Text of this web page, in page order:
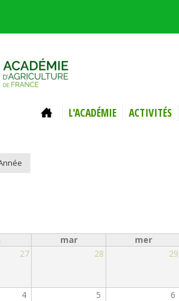
ACCUEILL'ACADÉMIE ACTIVITÉS
ici
principaux
mar mer
27
28 29
4 5 6